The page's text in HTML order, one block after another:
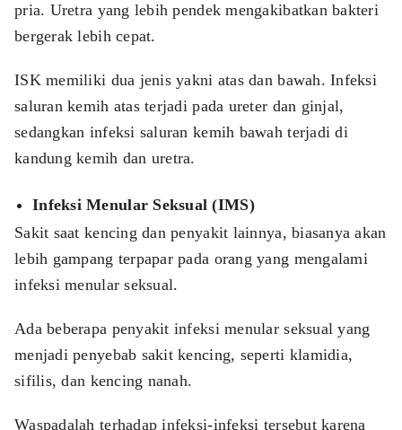
pria. Uretra yang lebih pendek mengakibatkan bakteri
bergerak lebih cepat.
ISK memiliki dua jenis yakni atas dan bawah. Infeksi
saluran kemih atas terjadi pada ureter dan ginjal,
sedangkan infeksi saluran kemih bawah terjadi di
kandung kemih dan uretra.
Infeksi Menular Seksual (IMS)
Sakit saat kencing dan penyakit lainnya, biasanya akan
lebih gampang terpapar pada orang yang mengalami
infeksi menular seksual.
Ada beberapa penyakit infeksi menular seksual yang
menjadi penyebab sakit kencing, seperti klamidia,
sifilis, dan kencing nanah.
Waspadalah terhadap infeksi-infeksi tersebut karena